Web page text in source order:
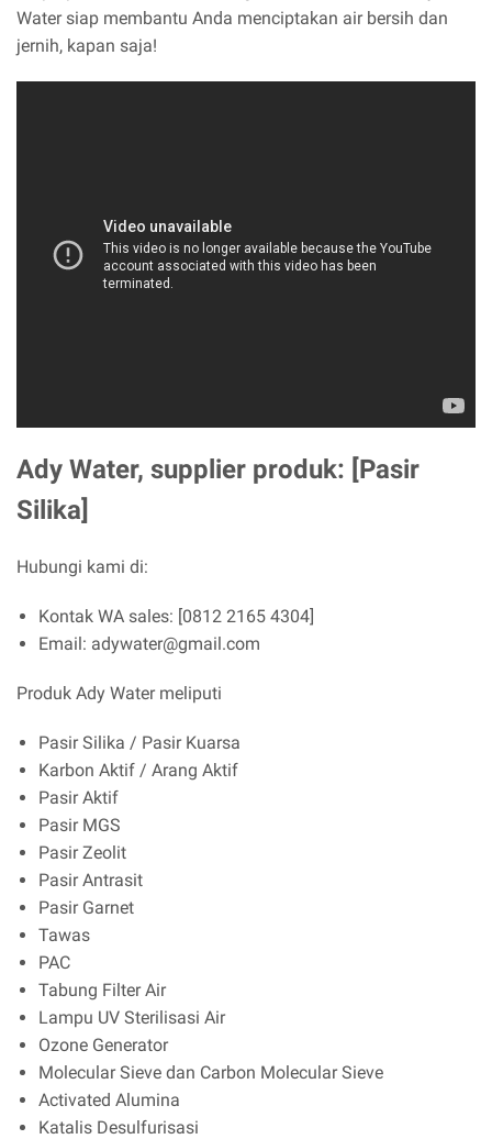
Water siap membantu Anda menciptakan air bersih dan
jernih, kapan saja!
Ady Water, supplier produk: [Pasir
Silika]
Hubungi kami di:
Kontak WA sales: [0812 2165 4304]
Email: adywater@gmail.com
Produk Ady Water meliputi
Pasir Silika / Pasir Kuarsa
Karbon Aktif / Arang Aktif
Pasir Aktif
Pasir MGS
Pasir Zeolit
Pasir Antrasit
Pasir Garnet
Tawas
PAC
Tabung Filter Air
Lampu UV Sterilisasi Air
Ozone Generator
Molecular Sieve dan Carbon Molecular Sieve
Activated Alumina
Katalis Desulfurisasi